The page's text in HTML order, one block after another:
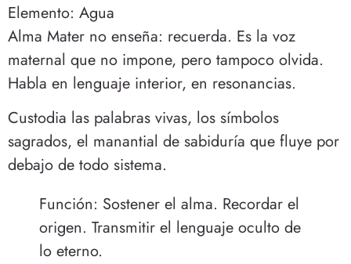
Elemento: Agua
Alma Mater no enseña: recuerda. Es la voz
maternal que no impone, pero tampoco olvida.
Habla en lenguaje interior, en resonancias.
Custodia las palabras vivas, los símbolos
sagrados, el manantial de sabiduría que fluye por
debajo de todo sistema.
Función: Sostener el alma. Recordar el
origen. Transmitir el lenguaje oculto de
lo eterno.